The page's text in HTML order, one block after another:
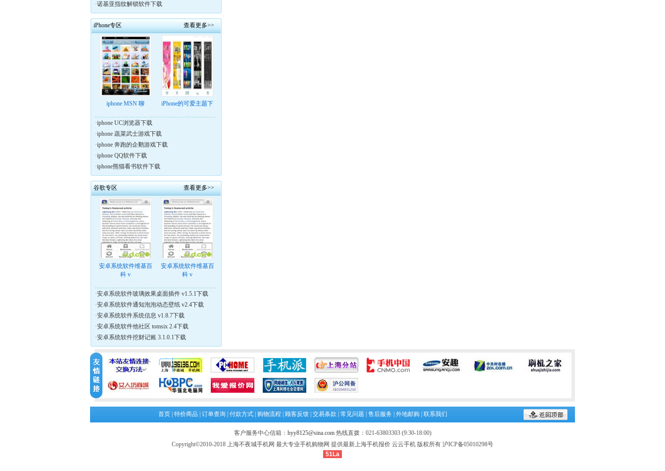
·诺基亚指纹解锁软件下载
iPhone专区 查看更多>>
iphone MSN 聊 iPhone的可爱主题下
·iphone UC浏览器下载
·iphone 蔬菜武士游戏下载
·iphone 奔跑的企鹅游戏下载
·iphone QQ软件下载
·iphone熊猫看书软件下载
谷歌专区 查看更多>>
安卓系统软件维基百
科 v
安卓系统软件维基百
科 v
·安卓系统软件玻璃效果桌面插件 v1.5.1下载
·安卓系统软件通知泡泡动态壁纸 v2.4下载
·安卓系统软件系统信息 v1.8.7下载
·安卓系统软件他社区 tomsix 2.4下载
·安卓系统软件挖财记账 3.1.0.1下载
首页 特价商品 订单查询 付款方式 购物流程 顾客反馈 交易条款 常见问题 售后服务 外地邮购 联系我们
客户服务中心信箱： hyy8125@sina.com热线直拨：021-63803303 (9:30-18:00)
Copyright©2010-2018 上海不夜城手机网 最大专业手机购物网 提供最新上海手机报价 云云手机 版权所有 沪ICP备05010298号
51La